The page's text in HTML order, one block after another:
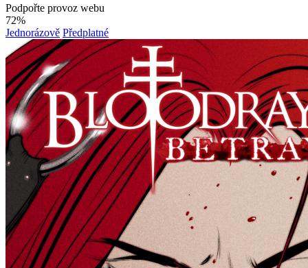
Podpořte provoz webu
72%
Jednorázově Předplatné